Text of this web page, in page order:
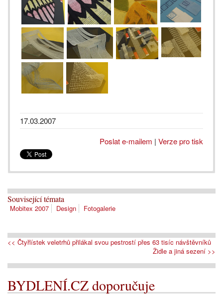
17.03.2007
Poslat e-mailem | Verze pro tisk
Související témata
Mobitex 2007 Design Fotogalerie
<< Čtyřlístek veletrhů přilákal svou pestrostí přes 63 tisíc návštěvníků
Židle a jiná sezení >>
BYDLENÍ.CZ doporučuje